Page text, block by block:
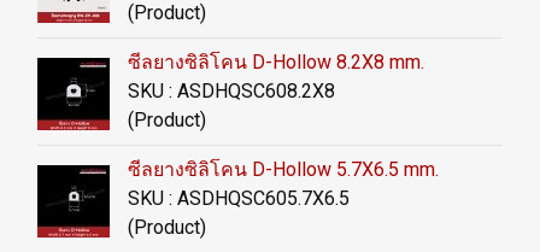
(Product)
ซีลยางซิลิโคน D-Hollow 8.2X8 mm.
SKU : ASDHQSC608.2X8
(Product)
ซีลยางซิลิโคน D-Hollow 5.7X6.5 mm.
SKU : ASDHQSC605.7X6.5
(Product)